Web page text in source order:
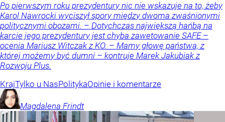
Po pierwszym roku prezydentury nic nie wskazuje na to, żeby
Karol Nawrocki wyciszył spory między dwoma zwaśnionymi
politycznymi obozami. – Dotychczas największą hańbą na
karcie jego prezydentury jest chyba zawetowanie SAFE –
ocenia Mariusz Witczak z KO. – Mamy głowę państwa, z
której możemy być dumni – kontruje Marek Jakubiak z
Rozwoju Plus.
KrajTylko u NasPolitykaOpinie i komentarze
Magdalena Frindt